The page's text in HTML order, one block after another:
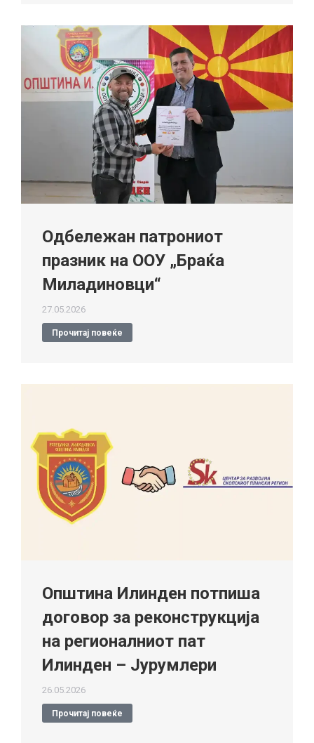
Одбележан патрониот
празник на ООУ „Браќа
Миладиновци“
27.05.2026
Прочитај повеќе
Општина Илинден потпиша
договор за реконструкција
на регионалниот пат
Илинден – Јурумлери
26.05.2026
Прочитај повеќе